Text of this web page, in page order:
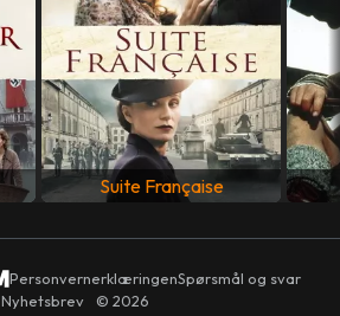
Storbritannia
Suite Française
PersonvernerklæringenSpørsmål og svar
Nyhetsbrev
© 2026